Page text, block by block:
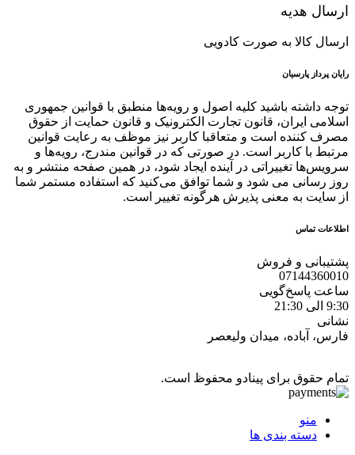
ارسال هدیه
ارسال کالا به صورت کادویی
رایان پرداز پارسیان
توجه داشته باشید کلیه اصول و رویه‏‌ها منطبق با قوانین جمهوری
اسلامی ایران، قانون تجارت الکترونیک و قانون حمایت از حقوق
مصرف کننده است و متعاقبا کاربر نیز موظف به رعایت قوانین
مرتبط با کاربر است. در صورتی که در قوانین مندرج، رویه‏‌ها و
سرویس‏‌ها تغییراتی در آینده ایجاد شود، در همین صفحه منتشر و به
روز رسانی می شود و شما توافق می‏‌کنید که استفاده مستمر شما
از سایت به معنی پذیرش هرگونه تغییر است.
اطلاعات تماس
پشتیبانی و فروش
07144360010
ساعت پاسخ‌گویی
9:30 الی 21:30
نشانی
فارس، آباده، میدان ولیعصر
تمام حقوق برای پینادو محفوظ است.
منو
دسته بندی ها